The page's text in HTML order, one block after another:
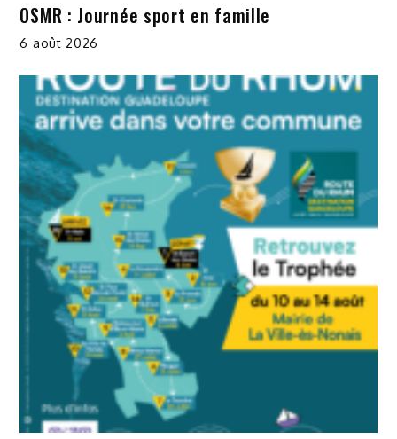
OSMR : Journée sport en famille
6 août 2026